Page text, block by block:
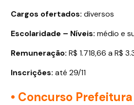
Cargos ofertados: diversos
Escolaridade – Níveis: médio e
Remuneração: R$ 1.718,66 a R$
Inscrições:até 29/11
• Concurso